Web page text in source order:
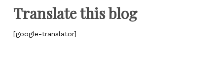
Translate this blog
[google-translator]